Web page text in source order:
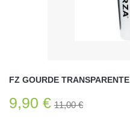
FZ GOURDE TRANSPARENTE
9,90 € 11,00 €